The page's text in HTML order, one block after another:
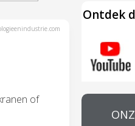
of
Ontdek